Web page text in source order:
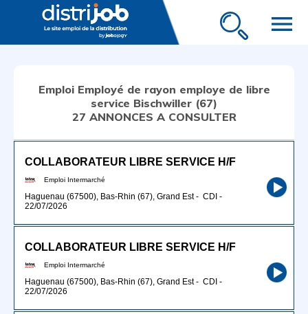
menu
Emploi Employé de rayon employe de libre
service Bischwiller (67)
27 ANNONCES A CONSULTER
COLLABORATEUR LIBRE SERVICE H/F
Emploi Intermarché
Haguenau (67500), Bas-Rhin (67), Grand Est- CDI -
22/07/2026
COLLABORATEUR LIBRE SERVICE H/F
Emploi Intermarché
Haguenau (67500), Bas-Rhin (67), Grand Est- CDI -
22/07/2026